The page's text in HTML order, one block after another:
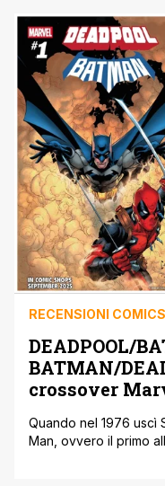
sfrenata e le splash
quel tipo di storie,
RECENSIONI COMICS
DEADPOOL/
BATMAN/
crossover
Quando nel 1976 uscì
Man, ovvero il primo